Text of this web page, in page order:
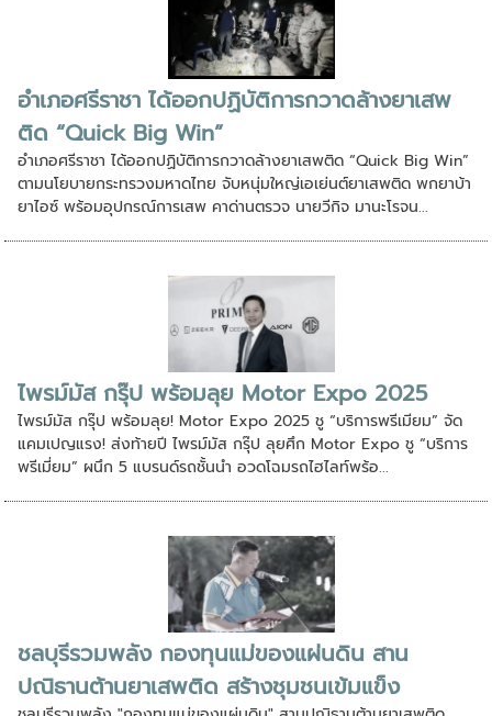
อำเภอศรีราชา ได้ออกปฏิบัติการกวาดล้างยาเสพ
ติด “Quick Big Win”
อำเภอศรีราชา ได้ออกปฏิบัติการกวาดล้างยาเสพติด “Quick Big Win”
ตามนโยบายกระทรวงมหาดไทย จับหนุ่มใหญ่เอเย่นต์ยาเสพติด พกยาบ้า
ยาไอซ์ พร้อมอุปกรณ์การเสพ คาด่านตรวจ นายวีกิจ มานะโรจน...
ไพรม์มัส กรุ๊ป พร้อมลุย Motor Expo 2025
ไพรม์มัส กรุ๊ป พร้อมลุย! Motor Expo 2025 ชู “บริการพรีเมียม” จัด
แคมเปญแรง! ส่งท้ายปี ไพรม์มัส กรุ๊ป ลุยศึก Motor Expo ชู “บริการ
พรีเมี่ยม” ผนึก 5 แบรนด์รถชั้นนำ อวดโฉมรถไฮไลท์พร้อ...
ชลบุรีรวมพลัง กองทุนแม่ของแผ่นดิน สาน
ปณิธานต้านยาเสพติด สร้างชุมชนเข้มแข็ง